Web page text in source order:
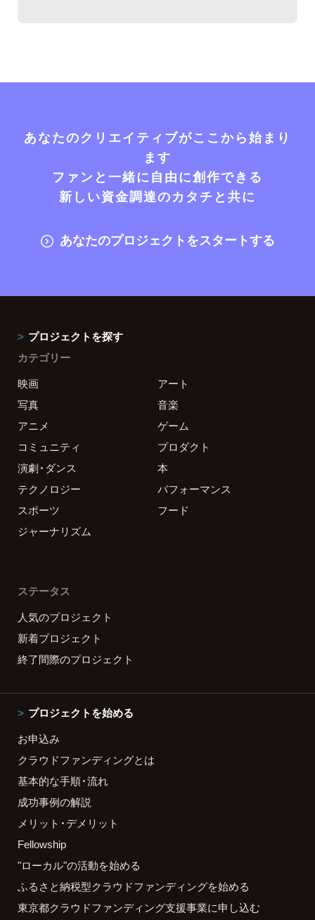
あなたのクリエイティブがここから始まり
ます
ファンと一緒に自由に創作できる
新しい資金調達のカタチと共に
あなたのプロジェクトをスタートする
プロジェクトを探す
カテゴリー
映画
アート
写真
音楽
アニメ
ゲーム
コミュニティ
プロダクト
演劇・ダンス
本
テクノロジー
パフォーマンス
スポーツ
フード
ジャーナリズム
ステータス
人気のプロジェクト
新着プロジェクト
終了間際のプロジェクト
プロジェクトを始める
お申込み
クラウドファンディングとは
基本的な手順・流れ
成功事例の解説
メリット・デメリット
Fellowship
"ローカル"の活動を始める
ふるさと納税型クラウドファンディングを始める
東京都クラウドファンディング支援事業に申し込む